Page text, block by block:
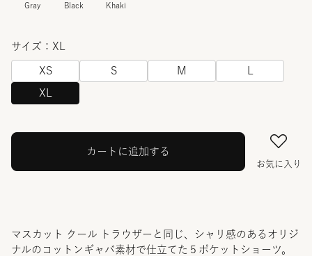
Gray Black Khaki
サイズ：XL
XS S M
XL
カートに追加する
お気に入り
マスカット クール トラウザーと同じ、シャリ感のあるオリジ
ナルのコットンギャバ素材で仕立てた５ポケットショーツ。